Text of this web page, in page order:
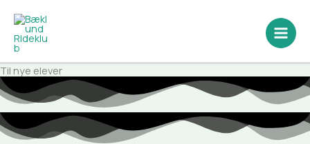
indholdet
Til nye elever